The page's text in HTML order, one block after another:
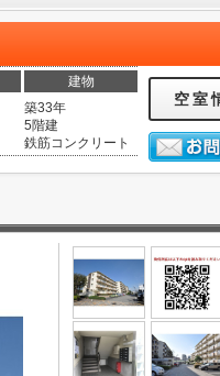
建物
築33年
5階建
鉄筋コンクリート
空室